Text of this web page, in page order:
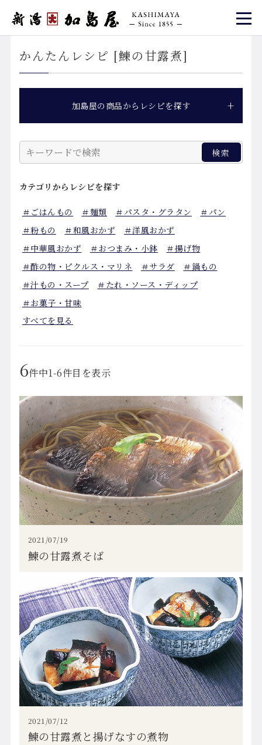
かんたんレシピ [鰊の甘露煮]
6件中1-6件目を表示
加島屋の商品からレシピを探す
カテゴリから レシピを探す
＃ごはんもの ＃麺類 ＃パスタ・グラタン
＃パン
＃粉もの
＃和風おかず
＃洋風おかず
＃中華風おかず
＃おつまみ・小鉢
＃揚げ物
＃酢の物・ピクルス・マリネ
＃サラダ
＃鍋もの
＃汁もの・スープ
＃たれ・ソース・ディップ
＃お菓子・甘味
すべてを見る
2021/07/19
鰊の甘露煮そば
2021/07/12
鰊の甘露煮と揚げなすの煮物